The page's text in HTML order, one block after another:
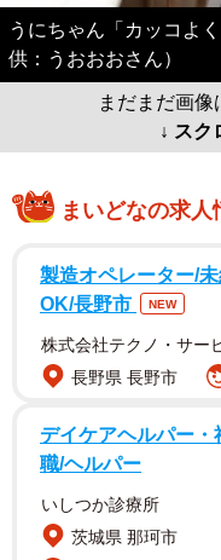
うにちゃん「カッコよ
供：うおおおさん）
まだまだ画像
↓ スク
まいどなの求人
製造オペレーター/
OK/長野市
NEW
株式会社テクノ・サー
長野県 長野市
デイケアヘルパー・
職/ヘルパー
いしつか診療所
茨城県 那珂市